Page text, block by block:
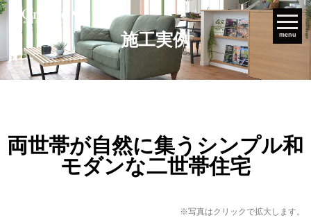
menu
施工実例
両世帯が自然に集うシンプル和
モダンな二世帯住宅
※写真はクリックで拡大します。